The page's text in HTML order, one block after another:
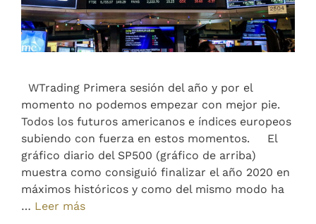
WTrading Primera sesión del año y por el
momento no podemos empezar con mejor pie.
Todos los futuros americanos e índices europeos
subiendo con fuerza en estos momentos. El
gráfico diario del SP500 (gráfico de arriba)
muestra como consiguió finalizar el año 2020 en
máximos históricos y como del mismo modo ha
… Leer más